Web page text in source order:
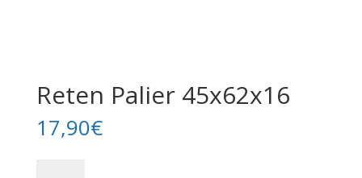
Reten Palier 45x62x16
17,90€